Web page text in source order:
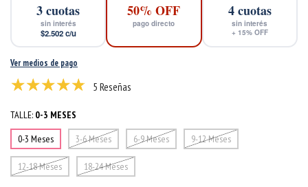
3cuotas
sin interés
$2.502c/u
50% OFF
pago directo
4cuotas
sin interés
+ 15% OFF
Ver medios de pago
5 Reseñas
TALLE: 0-3 MESES
0-3 Meses
3-6 Meses 6-9 Meses 9-12 Meses
12-18 Meses 18-24 Meses